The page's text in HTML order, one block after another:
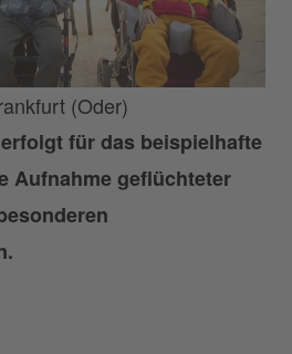
(Oder)
für das beispielhafte
Aufnahme geflüchteter